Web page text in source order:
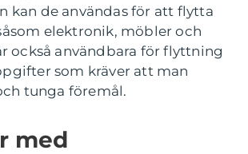
kan de användas för att flytta
elektronik, möbler och
också användbara för flyttning
som kräver att man
tunga föremål.
med